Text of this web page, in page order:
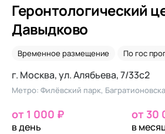
Геронтологический
Давыдково
Временное размещение По гос
г. Москва, ул. Алябьева, 7/33с2
Метро: Филёвский парк,
от 1 000 ₽
в день
от 30
в